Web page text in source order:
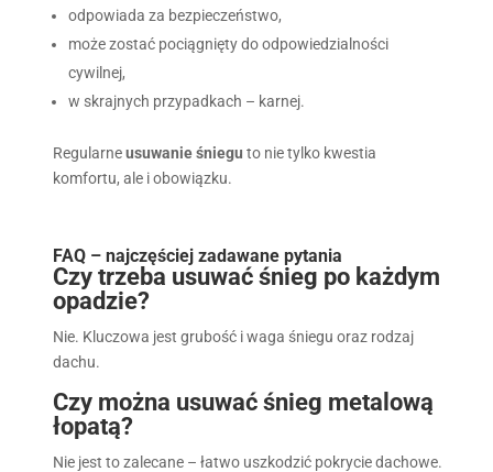
odpowiada za bezpieczeństwo,
może zostać pociągnięty do odpowiedzialności
cywilnej,
w skrajnych przypadkach – karnej.
Regularneusuwanie śniegu to nie tylko kwestia
komfortu, ale i obowiązku.
FAQ – najczęściej zadawane pytania
Czy trzeba usuwać śnieg po każdym
opadzie?
Nie. Kluczowa jest grubość i waga śniegu oraz rodzaj
dachu.
Czy można usuwać śnieg metalową
łopatą?
Nie jest to zalecane – łatwo uszkodzić pokrycie dachowe.